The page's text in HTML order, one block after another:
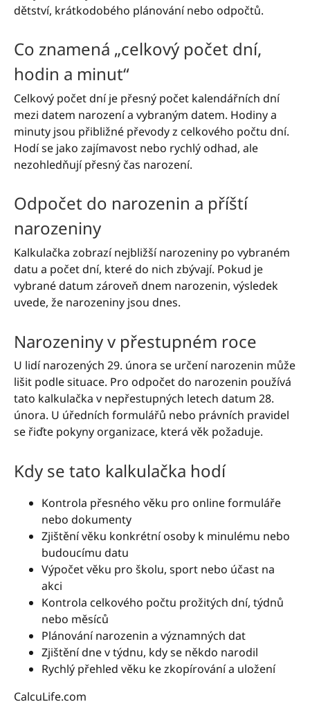
dětství, krátkodobého plánování nebo odpočtů.
Co znamená „celkový počet dní,
hodin a minut“
Celkový počet dní je přesný počet kalendářních dní
mezi datem narození a vybraným datem. Hodiny a
minuty jsou přibližné převody z celkového počtu dní.
Hodí se jako zajímavost nebo rychlý odhad, ale
nezohledňují přesný čas narození.
Odpočet do narozenin a příští
narozeniny
Kalkulačka zobrazí nejbližší narozeniny po vybraném
datu a počet dní, které do nich zbývají. Pokud je
vybrané datum zároveň dnem narozenin, výsledek
uvede, že narozeniny jsou dnes.
Narozeniny v přestupném roce
U lidí narozených 29. února se určení narozenin může
lišit podle situace. Pro odpočet do narozenin používá
tato kalkulačka v nepřestupných letech datum 28.
února. U úředních formulářů nebo právních pravidel
se řiďte pokyny organizace, která věk požaduje.
Kdy se tato kalkulačka hodí
Kontrola přesného věku pro online formuláře
nebo dokumenty
Zjištění věku konkrétní osoby k minulému nebo
budoucímu datu
Výpočet věku pro školu, sport nebo účast na
akci
Kontrola celkového počtu prožitých dní, týdnů
nebo měsíců
Plánování narozenin a významných dat
Zjištění dne v týdnu, kdy se někdo narodil
Rychlý přehled věku ke zkopírování a uložení
CalcuLife.com